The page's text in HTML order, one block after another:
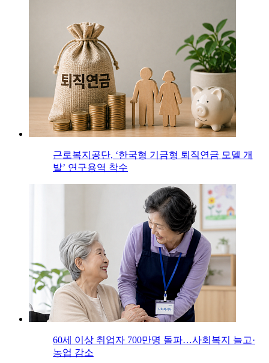
근로복지공단, ‘한국형 기금형 퇴직연금 모델 개
발’ 연구용역 착수
60세 이상 취업자 700만명 돌파…사회복지 늘고·
농업 감소